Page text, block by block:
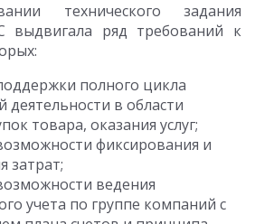
технического задания
выдвигала ряд требований к
полного цикла
в области
товара, оказания услуг;
фиксирования и
затрат;
ведения
учета по группе компаний с